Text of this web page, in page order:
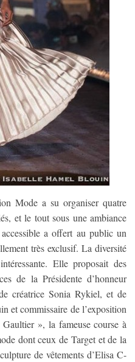
Mode a su organiser quatre
et le tout sous une ambiance
a offert au public un
très exclusif. La diversité
Elle proposait des
de la Présidente d’honneur
créatrice Sonia Rykiel, et de
et commissaire de l’exposition
», la fameuse course à
dont ceux de Target et de la
de vêtements d’Elisa C-